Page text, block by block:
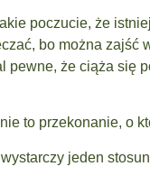
poczucie, że
bo można zajść
pewne, że ciąża się
to przekonanie, o
jeden